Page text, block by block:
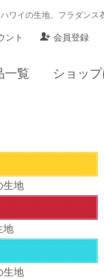
ワイの生地、フラダンス
ント 会員登録
一覧 ショッ
生地
地
生地